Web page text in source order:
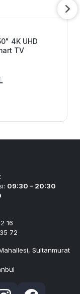
4K UHD
TV
09:30 – 20:30
16
72
Sultanmurat